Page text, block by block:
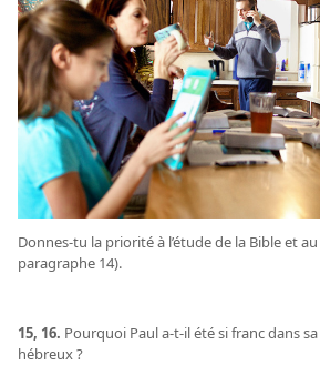
Donnes-​tu la priorité à l’étude de la Bible et
paragraphe 14).
15, 16. Pourquoi Paul a-​t-​il été si franc dans
hébreux ?